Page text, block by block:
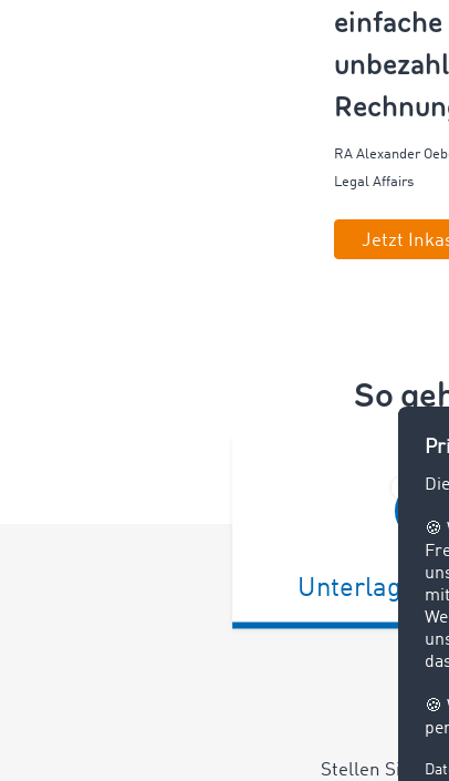
einfache
RA Alexander
Legal Affairs
Jetzt
So
Unterlagen
Stellen Sie die